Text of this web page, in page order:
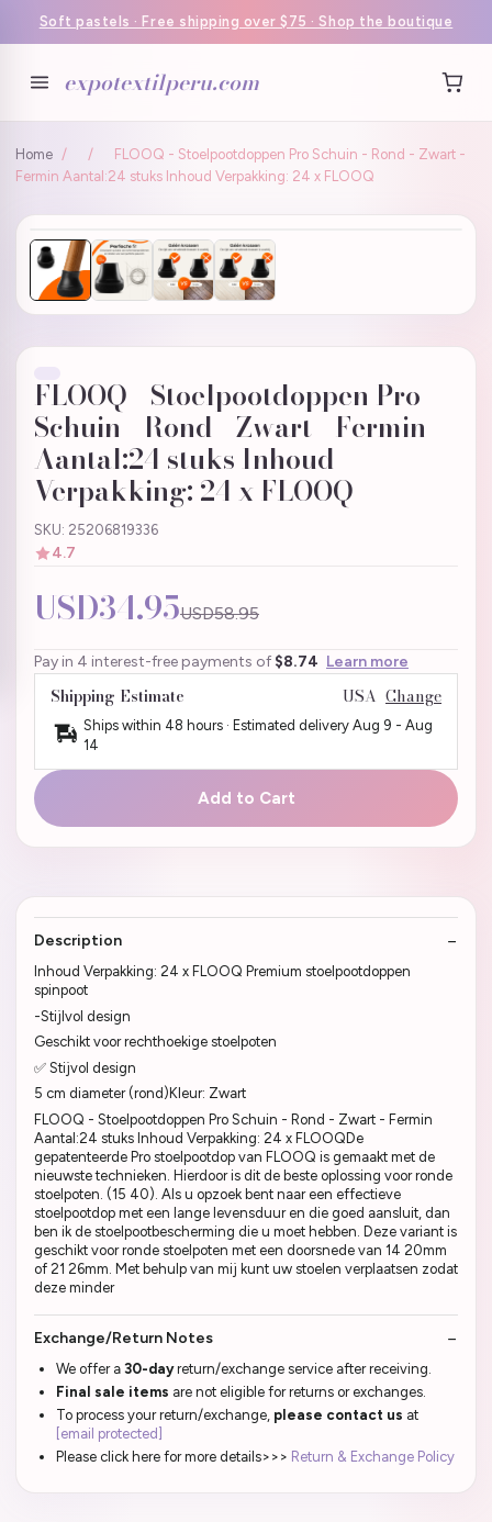
Soft pastels · Free shipping over $75 · Shop the boutique
expotextilperu.com
Home / /
FLOOQ - Stoelpootdoppen Pro Schuin - Rond - Zwart -
Fermin Aantal:24 stuks Inhoud Verpakking: 24 x FLOOQ
FLOOQ - Stoelpootdoppen Pro
Schuin - Rond - Zwart - Fermin
Aantal:24 stuks Inhoud
Verpakking: 24 x FLOOQ
SKU: 25206819336
4.7
USD34.95USD58.95
Pay in 4 interest-free payments of $8.74 Learn more
Shipping Estimate USA Change
Ships within 48 hours · Estimated delivery Aug 9 - Aug
14
Add to Cart
Description
Inhoud Verpakking: 24 x FLOOQ Premium stoelpootdoppen
spinpoot
-Stijlvol design
Geschikt voor rechthoekige stoelpoten
✅ Stijvol design
5 cm diameter (rond)Kleur: Zwart
FLOOQ - Stoelpootdoppen Pro Schuin - Rond - Zwart - Fermin
Aantal:24 stuks Inhoud Verpakking: 24 x FLOOQDe
gepatenteerde Pro stoelpootdop van FLOOQ is gemaakt met de
nieuwste technieken. Hierdoor is dit de beste oplossing voor ronde
stoelpoten. (15 40). Als u opzoek bent naar een effectieve
stoelpootdop met een lange levensduur en die goed aansluit, dan
ben ik de stoelpootbescherming die u moet hebben. Deze variant is
geschikt voor ronde stoelpoten met een doorsnede van 14 20mm
of 21 26mm. Met behulp van mij kunt uw stoelen verplaatsen zodat
deze minder
Exchange/Return Notes
We offer a 30-dayreturn/exchange service after receiving.
Final sale items are not eligible for returns or exchanges.
To process your return/exchange, please contact us at
[email protected]
Please click here for more details>>> Return & Exchange Policy